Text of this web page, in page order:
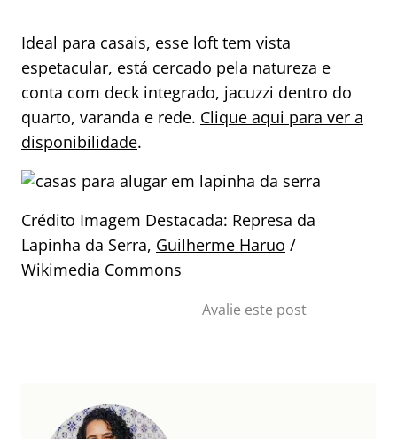
Ideal para casais, esse loft tem vista
espetacular, está cercado pela natureza e
conta com deck integrado, jacuzzi dentro do
quarto, varanda e rede. Clique aqui para ver a
disponibilidade.
Crédito Imagem Destacada: Represa da
Lapinha da Serra, Guilherme Haruo /
Wikimedia Commons
Avalie este post